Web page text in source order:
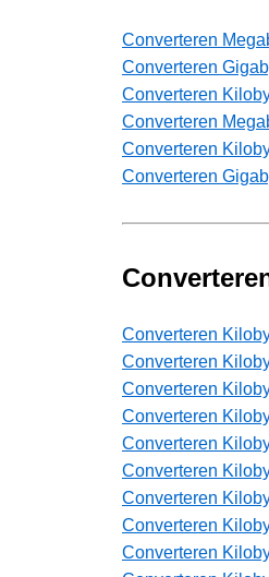
Converteren
Converteren
Converteren
Converteren
Converteren
Converteren
Converteren
Converteren
Converteren
Converteren
Converteren
Converteren
Converteren
Converteren
Converteren